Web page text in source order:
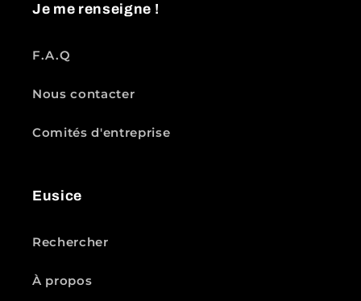
Je me renseigne !
F.A.Q
Nous contacter
Comités d'entreprise
Eusice
Rechercher
À propos